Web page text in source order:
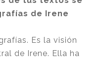
de Irene
Es la visión
de Irene. Ella ha